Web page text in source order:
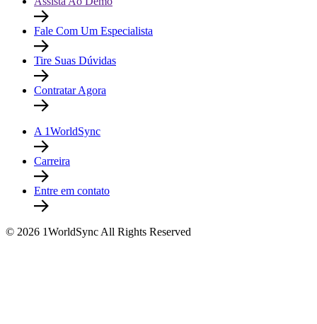
Fale Com Um Especialista
Tire Suas Dúvidas
Contratar Agora
A 1WorldSync
Carreira
Entre em contato
© 2026 1WorldSync All Rights Reserved